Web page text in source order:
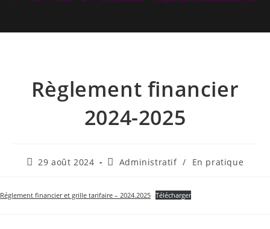
Règlement financier
2024-2025
Publication
29 août 2024
PostAdministratif / En pratique
Réglement financier et grille tarifaire – 2024.2025 Télécharger